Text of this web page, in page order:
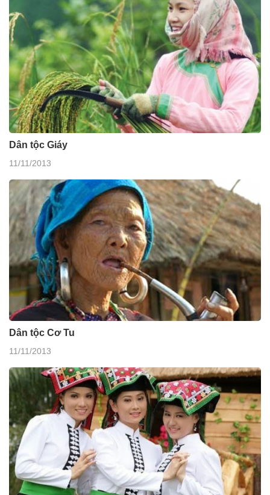
Dân tộc Giáy
11/11/2013
Dân tộc Cơ Tu
11/11/2013